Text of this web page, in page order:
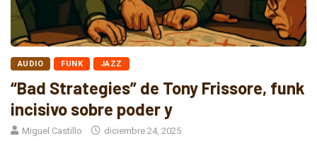
AUDIO FUNK JAZZ
“Bad Strategies” de Tony Frissore, funk
incisivo sobre poder y
Miguel Castillo diciembre 24, 2025